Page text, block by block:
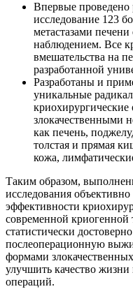
Впервые проведено
исследование 123
метастазами
наблюдением. Все
вмешательства на
разработанной
Разработаны и
уникальные
злокачественными
как печень,
толстая и прямая
кожа,
Таким образом,
исследования
эффективности
современной
статистически
послеоперационную
формами
улучшить качество
операций.